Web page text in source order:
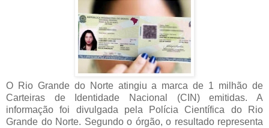
O Rio Grande do Norte atingiu a marca de 1 milhão de
Carteiras de Identidade Nacional (CIN) emitidas. A
informação foi divulgada pela Polícia Científica do Rio
Grande do Norte. Segundo o órgão, o resultado representa